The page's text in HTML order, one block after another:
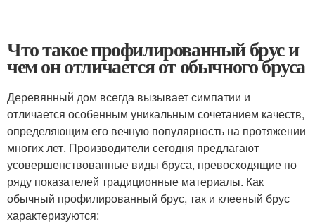
Что такое профилированный брус и
чем он отличается от обычного бруса
Деревянный дом всегда вызывает симпатии и
отличается особенным уникальным сочетанием качеств,
определяющим его вечную популярность на протяжении
многих лет. Производители сегодня предлагают
усовершенствованные виды бруса, превосходящие по
ряду показателей традиционные материалы. Как
обычный профилированный брус, так и клееный брус
характеризуются: